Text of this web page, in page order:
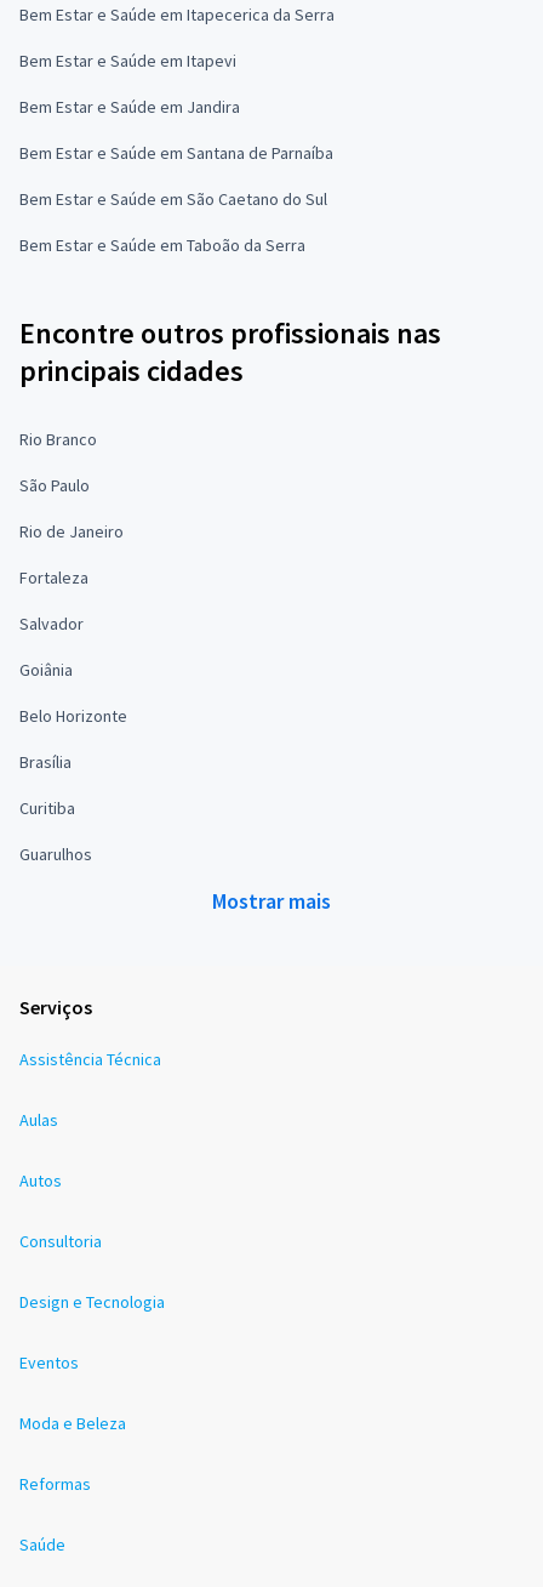
Bem Estar e Saúde em Itapecerica da Serra
Bem Estar e Saúde em Itapevi
Bem Estar e Saúde em Jandira
Bem Estar e Saúde em Santana de Parnaíba
Bem Estar e Saúde em São Caetano do Sul
Bem Estar e Saúde em Taboão da Serra
Encontre outros profissionais nas
principais cidades
Rio Branco
São Paulo
Rio de Janeiro
Fortaleza
Salvador
Goiânia
Belo Horizonte
Brasília
Curitiba
Guarulhos
Mostrar mais
Serviços
Assistência Técnica
Aulas
Autos
Consultoria
Design e Tecnologia
Eventos
Moda e Beleza
Reformas
Saúde